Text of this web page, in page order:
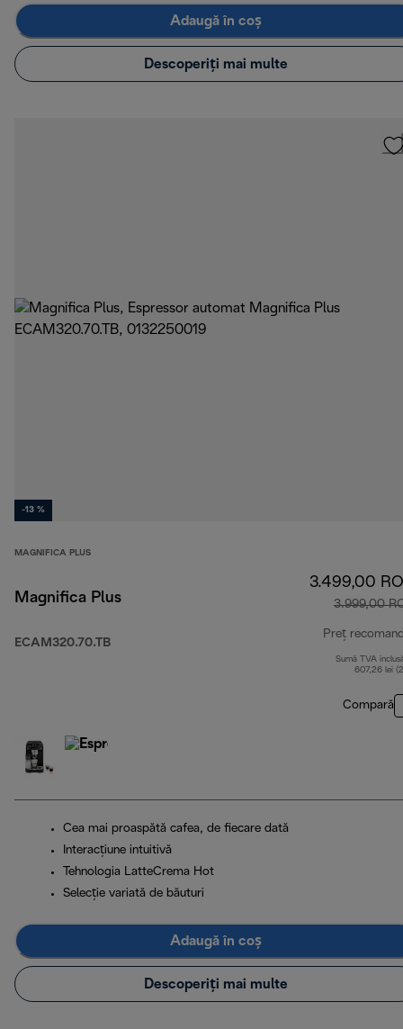
Adaugă în coș
Descoperiți mai multe
-13 %
MAGNIFICA PLUS
Magnifica Plus
ECAM320.70.TB
3.499,00
3.999,00
Preț
Sumă TVA
607,26 lei
Compară
Cea mai proaspătă cafea, de fiecare dată
Interacțiune intuitivă
Tehnologia LatteCrema Hot
Selecție variată de băuturi
Adaugă în coș
Descoperiți mai multe